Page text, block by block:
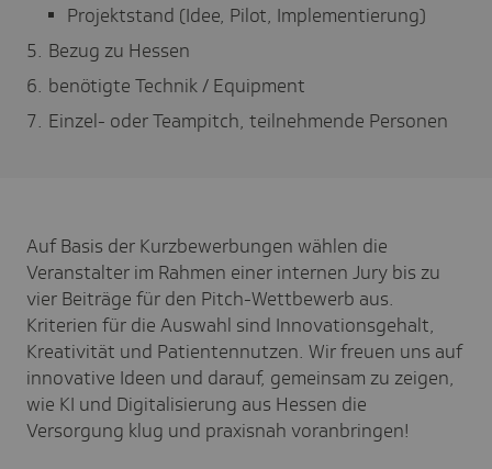
Projektstand (Idee, Pilot, Implementierung)
Bezug zu Hessen
benötigte Technik / Equipment
Einzel- oder Teampitch, teilnehmende Personen
Auf Basis der Kurzbewerbungen wählen die
Veranstalter im Rahmen einer internen Jury bis zu
vier Beiträge für den Pitch-Wettbewerb aus.
Kriterien für die Auswahl sind Innovationsgehalt,
Kreativität und Patientennutzen. Wir freuen uns auf
innovative Ideen und darauf, gemeinsam zu zeigen,
wie KI und Digitalisierung aus Hessen die
Versorgung klug und praxisnah voranbringen!